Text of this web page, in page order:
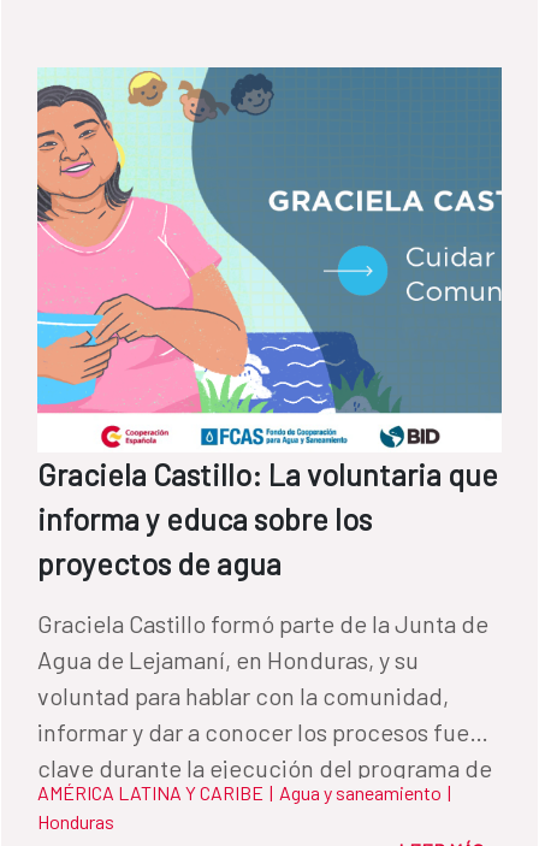
menstruación.
Graciela Castillo: La voluntaria que
informa y educa sobre los
proyectos de agua
Graciela Castillo formó parte de la Junta de
Agua de Lejamaní, en Honduras, y su
voluntad para hablar con la comunidad,
informar y dar a conocer los procesos fue
clave durante la ejecución del programa de
agua llevado a cabo en la comunidad.
AMÉRICA LATINA Y CARIBE | Agua y saneamiento |
Honduras